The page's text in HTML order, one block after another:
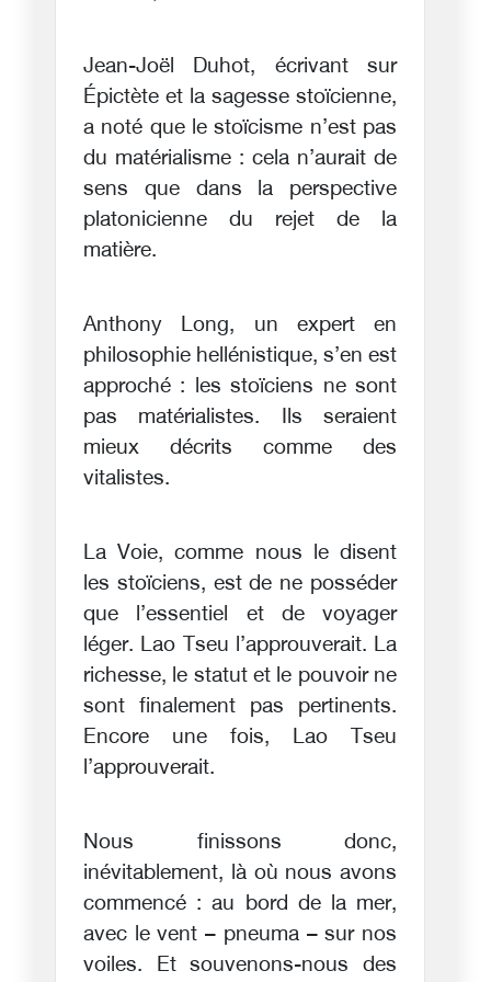
Jean-Joël Duhot, écrivant sur
Épictète et la sagesse stoïcienne,
a noté que le stoïcisme n’est pas
du matérialisme : cela n’aurait de
sens que dans la perspective
platonicienne du rejet de la
matière.
Anthony Long, un expert en
philosophie hellénistique, s’en est
approché : les stoïciens ne sont
pas matérialistes. Ils seraient
mieux décrits comme des
vitalistes.
La Voie, comme nous le disent
les stoïciens, est de ne posséder
que l’essentiel et de voyager
léger. Lao Tseu l’approuverait. La
richesse, le statut et le pouvoir ne
sont finalement pas pertinents.
Encore une fois, Lao Tseu
l’approuverait.
Nous finissons donc,
inévitablement, là où nous avons
commencé : au bord de la mer,
avec le vent – pneuma – sur nos
voiles. Et souvenons-nous des